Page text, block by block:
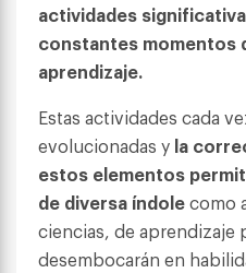
actividades
constantes momentos
aprendizaje.
Estas actividades cada
evolucionadas y la
estos elementos
de diversa índolecomo
ciencias, de aprendizaje
desembocarán en